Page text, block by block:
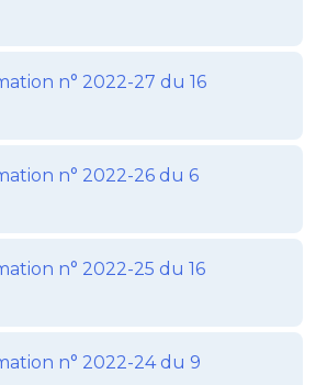
n° 2022-27 du 16
n° 2022-26 du 6
n° 2022-25 du 16
n° 2022-24 du 9